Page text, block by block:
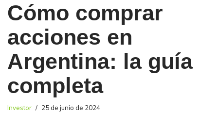
Cómo comprar
acciones en
Argentina: la guía
completa
Investor 25 de junio de 2024